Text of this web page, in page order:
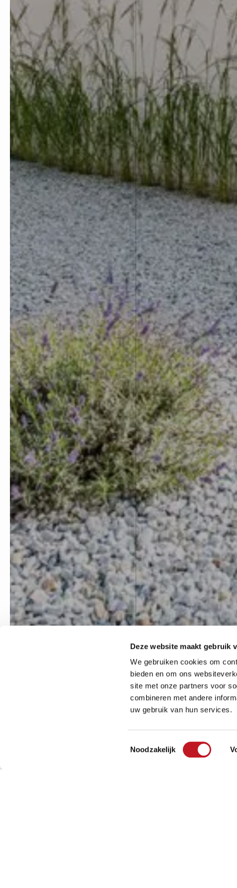
Deze website maakt gebruik
We gebruiken cookies om
bieden en om ons
site met onze partners voor
combineren met andere
uw gebruik van hun services.
Toestemmingsselectie
Noodzakelijk